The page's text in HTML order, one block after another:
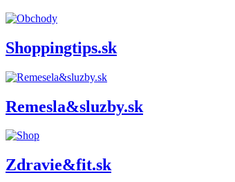
Shoppingtips.sk
Remesla&sluzby.sk
Zdravie&fit.sk